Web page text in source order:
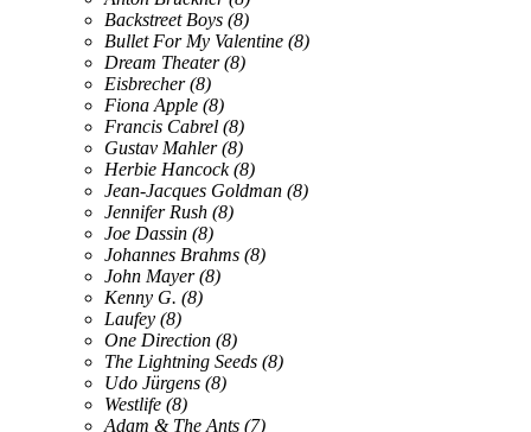
Backstreet Boys (8)
Bullet For My Valentine (8)
Dream Theater (8)
Eisbrecher (8)
Fiona Apple (8)
Francis Cabrel (8)
Gustav Mahler(8)
Herbie Hancock(8)
Jean-Jacques Goldman (8)
Jennifer Rush (8)
Joe Dassin (8)
Johannes Brahms (8)
John Mayer (8)
Kenny G. (8)
Laufey (8)
One Direction (8)
The Lightning Seeds (8)
Udo Jürgens (8)
Westlife (8)
Adam & The Ants (7)